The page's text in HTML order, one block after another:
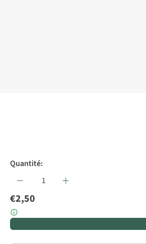
Quantité:
€2,50